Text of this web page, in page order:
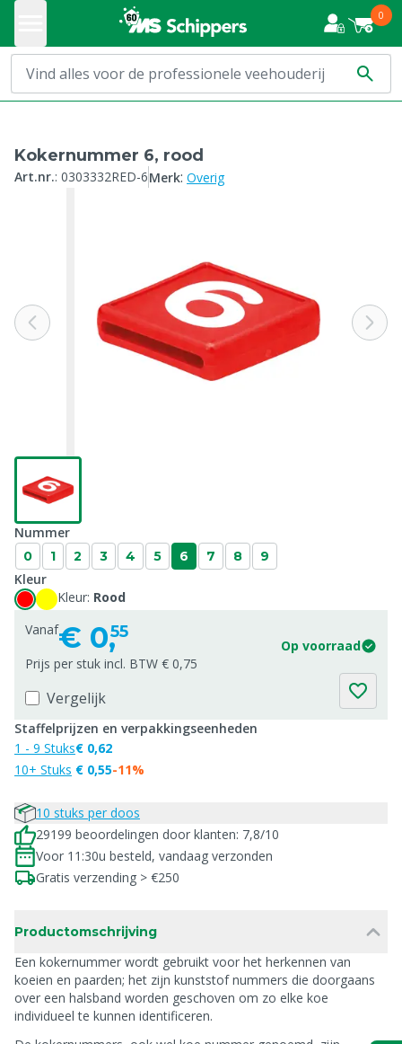
0
Kokernummer 6, rood
Art.nr.: 0303332RED-6Merk: Overig
Nummer
0 1 2 3 4 5 6 7 8 9
Kleur
Kleur: Rood
Vanaf€ 0,55
Op voorraad
Prijs per stuk incl. BTW € 0,75
Vergelijk
Staffelprijzen en verpakkingseenheden
1 - 9 Stuks
10+ Stuks
€ 0,62
€ 0,55-11%
10 stuks per doos
29199 beoordelingen door klanten: 7,8/10
Voor 11:30u besteld, vandaag verzonden
Gratis verzending > €250
Productomschrijving
Een kokernummer wordt gebruikt voor het herkennen van
koeien en paarden; het zijn kunststof nummers die doorgaans
over een halsband worden geschoven om zo elke koe
individueel te kunnen identificeren.